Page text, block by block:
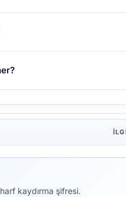
kaydırma şifresi.